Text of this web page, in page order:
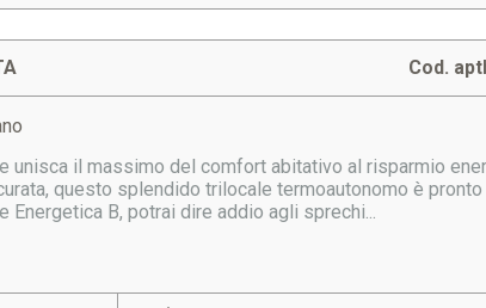
Cod.
unisca il massimo del comfort abitativo al risparmio
questo splendido trilocale termoautonomo è
Energetica B, potrai dire addio agli sprechi...